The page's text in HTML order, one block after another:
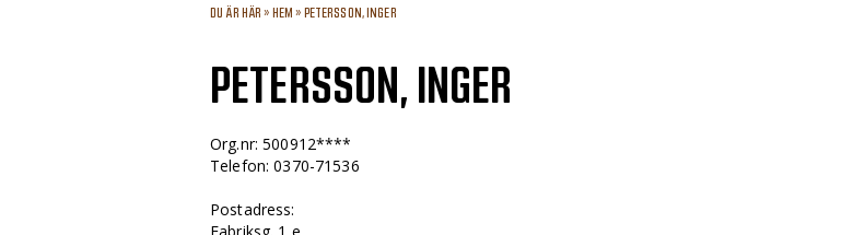
DU ÄR HÄR » HEM » PETERSSON, INGER
PETERSSON, INGER
Org.nr: 500912****
Telefon: 0370-71536
Postadress: